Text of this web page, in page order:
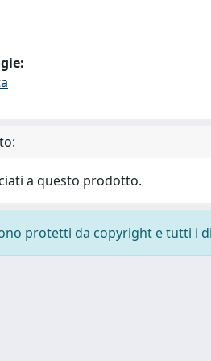
a questo prodotto.
protetti da copyright e tutti i